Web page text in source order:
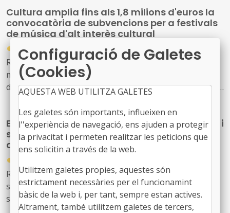
Cultura amplia fins als 1,8 milions d'euros la
convocatòria de subvencions per a festivals
de música d'alt interès cultural
●
31/07/2026
Resolució CLT/2702/2026, de 24 de juliol, per la qual es
modifica la dotació de la convocatòria per a la concessió
de subvencions, en règim de concurrència competitiva, a
festivals de música d'alt interès cultural (ref. BDNS
914637)
El Govern de l’Estat aprova mesures laborals i
socials urgents per protegir les persones
afectades pels incendis forestals
●
Reial decret llei 20/2026, de 29 de juliol, pel qual
s’estableixen mesures urgents de protecció laboral i
social davant els incendis forestals.
Configuració de Galetes
(Cookies)
AQUESTA WEB UTILITZA GALETES
Les galetes són importants, influeixen en
l''experiència de navegació, ens ajuden a protegir
la privacitat i permeten realitzar les peticions que
ens solicitin a través de la web.
Utilitzem galetes propies, aquestes són
estrictament necessàries per el funcionamint
bàsic de la web i, per tant, sempre estan actives.
Altrament, també utilitzem galetes de tercers,